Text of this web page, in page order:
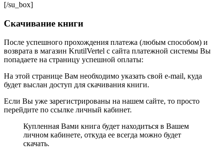
[/su_box]
Скачивание книги
После успешного прохождения платежа (любым способом) и
возврата в магазин KrutilVertel с сайта платежной системы Вы
попадаете на страницу успешной оплаты:
На этой странице Вам необходимо указать свой e-mail, куда
будет выслан доступ для скачивания книги.
Если Вы уже зарегистрированы на нашем сайте, то просто
перейдите по ссылке личный кабинет.
Купленная Вами книга будет находиться в Вашем
личном кабинете, откуда ее всегда можно будет
скачать.